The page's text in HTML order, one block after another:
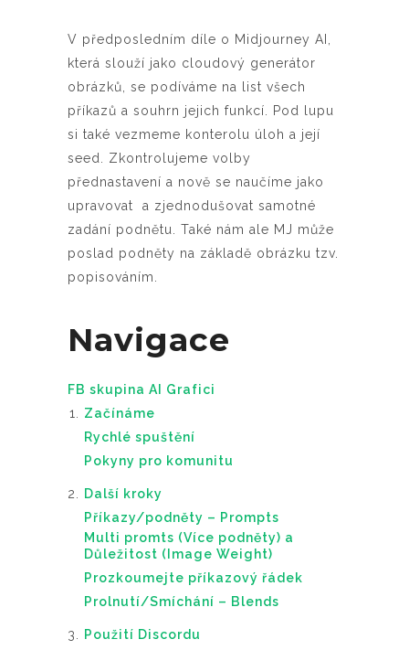
V předposledním díle o Midjourney AI,
která slouží jako cloudový generátor
obrázků, se podíváme na list všech
příkazů a souhrn jejich funkcí. Pod lupu
si také vezmeme konterolu úloh a její
seed. Zkontrolujeme volby
přednastavení a nově se naučíme jako
upravovat a zjednodušovat samotné
zadání podnětu. Také nám ale MJ může
poslad podněty na základě obrázku tzv.
popisováním.
Navigace
FB skupina AI Grafici
Začínáme
Rychlé spuštění
Pokyny pro komunitu
Další kroky
Příkazy/podněty – Prompts
Multi promts (Více podněty) a
Důležitost (Image Weight)
Prozkoumejte příkazový řádek
Prolnutí/Smíchání – Blends
Použití Discordu